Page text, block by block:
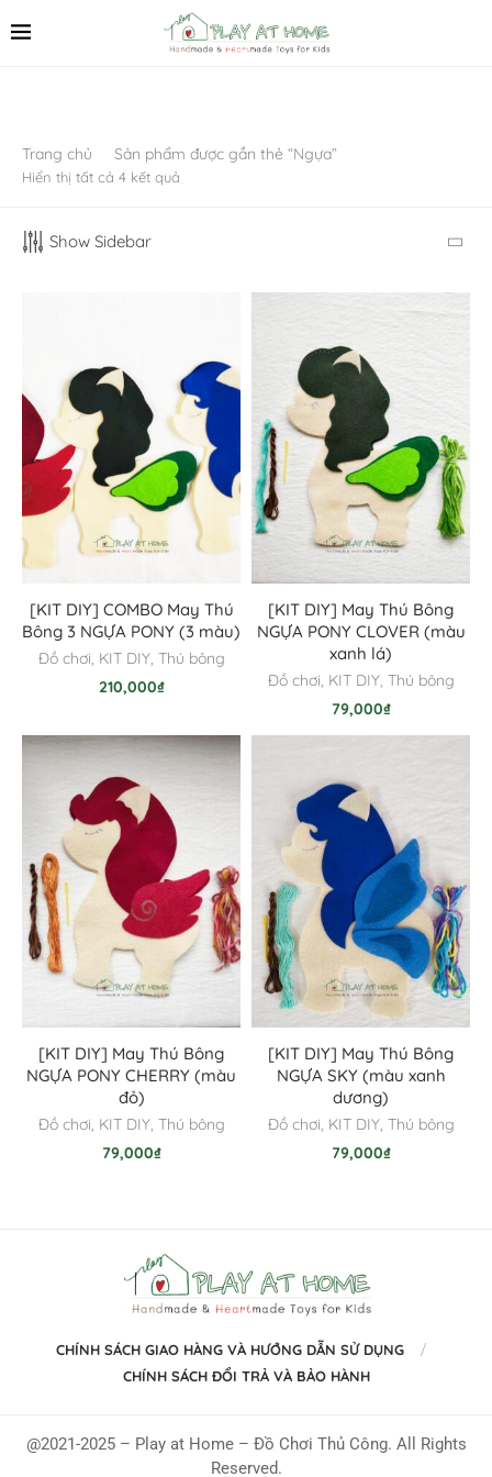
Trang chủ Sản phẩm được gắn thẻ “Ngựa”
Hiển thị tất cả 4 kết quả
Show Sidebar
[KIT DIY] COMBO May Thú
Bông 3 NGỰA PONY (3 màu)
Đồ chơi, KIT DIY, Thú bông
210,000₫
[KIT DIY] May Thú Bông
NGỰA PONY CLOVER (màu
xanh lá)
Đồ chơi, KIT DIY, Thú bông
79,000₫
[KIT DIY] May Thú Bông
NGỰA PONY CHERRY (màu
đỏ)
Đồ chơi, KIT DIY, Thú bông
79,000₫
[KIT DIY] May Thú Bông
NGỰA SKY (màu xanh
dương)
Đồ chơi, KIT DIY, Thú bông
79,000₫
CHÍNH SÁCH GIAO HÀNG VÀ HƯỚNG DẪN SỬ DỤNG
CHÍNH SÁCH ĐỔI TRẢ VÀ BẢO HÀNH
@2021-2025 – Play at Home – Đồ Chơi Thủ Công. All Rights
Reserved.